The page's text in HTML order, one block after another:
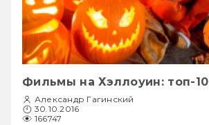
Фильмы на Хэллоуин: топ-10
Александр Гагинский
30.10.2016
166747